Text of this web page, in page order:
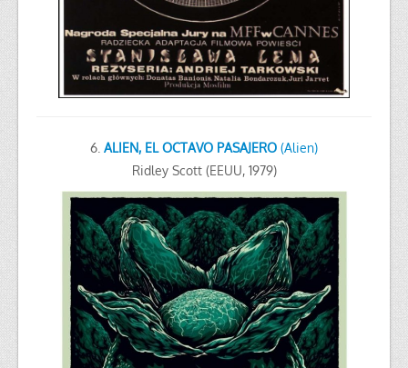
6. ALIEN, EL OCTAVO PASAJERO (Alien)
Ridley Scott (EEUU, 1979)